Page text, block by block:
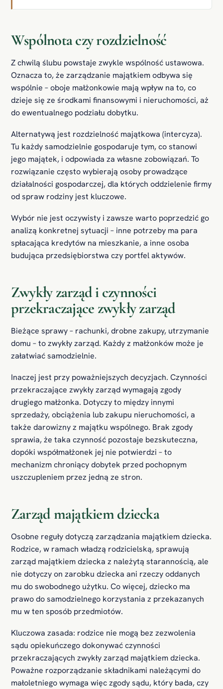
Wspólnota czy rozdzielność
Z chwilą ślubu powstaje zwykle wspólność ustawowa.
Oznacza to, że zarządzanie majątkiem odbywa się
wspólnie – oboje małżonkowie mają wpływ na to, co
dzieje się ze środkami finansowymi i nieruchomości, aż
do ewentualnego podziału dobytku.
Alternatywą jest rozdzielność majątkowa (intercyza).
Tu każdy samodzielnie gospodaruje tym, co stanowi
jego majątek, i odpowiada za własne zobowiązań. To
rozwiązanie często wybierają osoby prowadzące
działalności gospodarczej, dla których oddzielenie firmy
od spraw rodziny jest kluczowe.
Wybór nie jest oczywisty i zawsze warto poprzedzić go
analizą konkretnej sytuacji – inne potrzeby ma para
spłacająca kredytów na mieszkanie, a inne osoba
budująca przedsiębiorstwa czy portfel aktywów.
Zwykły zarząd i czynności
przekraczające zwykły zarząd
Bieżące sprawy – rachunki, drobne zakupy, utrzymanie
domu – to zwykły zarząd. Każdy z małżonków może je
załatwiać samodzielnie.
Inaczej jest przy poważniejszych decyzjach. Czynności
przekraczające zwykły zarząd wymagają zgody
drugiego małżonka. Dotyczy to między innymi
sprzedaży, obciążenia lub zakupu nieruchomości, a
także darowizny z majątku wspólnego. Brak zgody
sprawia, że taka czynność pozostaje bezskuteczna,
dopóki współmałżonek jej nie potwierdzi – to
mechanizm chroniący dobytek przed pochopnym
uszczupleniem przez jedną ze stron.
Zarząd majątkiem dziecka
Osobne reguły dotyczą zarządzania majątkiem dziecka.
Rodzice, w ramach władzą rodzicielską, sprawują
zarząd majątkiem dziecka z należytą starannością, ale
nie dotyczy on zarobku dziecka ani rzeczy oddanych
mu do swobodnego użytku. Co więcej, dziecko ma
prawo do samodzielnego korzystania z przekazanych
mu w ten sposób przedmiotów.
Kluczowa zasada: rodzice nie mogą bez zezwolenia
sądu opiekuńczego dokonywać czynności
przekraczających zwykły zarząd majątkiem dziecka.
Poważne rozporządzanie składnikami należącymi do
małoletniego wymaga więc zgody sądu, który bada, czy